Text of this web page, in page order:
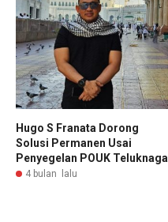
Hugo S Franata Dorong
Solusi Permanen Usai
Penyegelan POUK Teluknaga
4 bulan lalu